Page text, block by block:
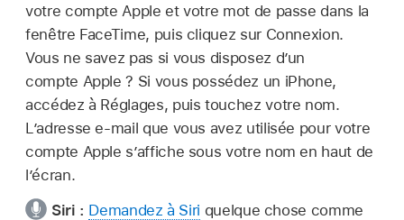
votre compte Apple et votre mot de passe dans la
fenêtre FaceTime, puis cliquez sur Connexion.
Vous ne savez pas si vous disposez d’un
compte Apple ? Si vous possédez un iPhone,
accédez à Réglages, puis touchez votre nom.
L’adresse e-mail que vous avez utilisée pour votre
compte Apple s’affiche sous votre nom en haut de
l’écran.
Siri : Demandez à Siri quelque chose comme